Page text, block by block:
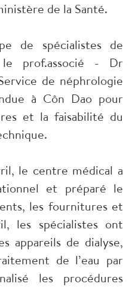
de la Santé.
de spécialistes de
prof.associé - Dr
de néphrologie
à Côn Dao pour
et la faisabilité du
le centre médical a
et préparé le
les fournitures et
les spécialistes ont
appareils de dialyse,
de l’eau par
les procédures